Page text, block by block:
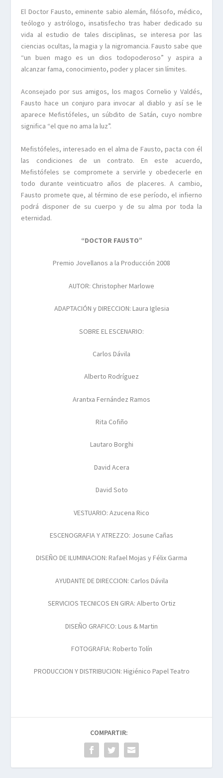
El Doctor Fausto, eminente sabio alemán, filósofo, médico,
teólogo y astrólogo, insatisfecho tras haber dedicado su
vida al estudio de tales disciplinas, se interesa por las
ciencias ocultas, la magia y la nigromancia. Fausto sabe que
“un buen mago es un dios todopoderoso” y aspira a
alcanzar fama, conocimiento, poder y placer sin límites.
Aconsejado por sus amigos, los magos Cornelio y Valdés,
Fausto hace un conjuro para invocar al diablo y así se le
aparece Mefistófeles, un súbdito de Satán, cuyo nombre
significa “el que no ama la luz”.
Mefistófeles, interesado en el alma de Fausto, pacta con él
las condiciones de un contrato. En este acuerdo,
Mefistófeles se compromete a servirle y obedecerle en
todo durante veinticuatro años de placeres. A cambio,
Fausto promete que, al término de ese período, el infierno
podrá disponer de su cuerpo y de su alma por toda la
eternidad.
“DOCTOR FAUSTO”
Premio Jovellanos a la Producción 2008
AUTOR: Christopher Marlowe
ADAPTACIÓN y DIRECCION: Laura Iglesia
SOBRE EL ESCENARIO:
Carlos Dávila
Alberto Rodríguez
Arantxa Fernández Ramos
Rita Cofiño
Lautaro Borghi
David Acera
David Soto
VESTUARIO: Azucena Rico
ESCENOGRAFIA Y ATREZZO: Josune Cañas
DISEÑO DE ILUMINACION: Rafael Mojas y Félix Garma
AYUDANTE DE DIRECCION: Carlos Dávila
SERVICIOS TECNICOS EN GIRA: Alberto Ortiz
DISEÑO GRAFICO: Lous & Martin
FOTOGRAFIA: Roberto Tolín
PRODUCCION Y DISTRIBUCION: Higiénico Papel Teatro
COMPARTIR: